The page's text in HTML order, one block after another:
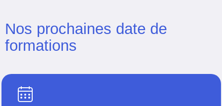
Nos prochaines date de
formations